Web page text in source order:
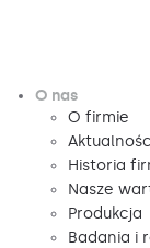
O nas
O firmie
Historia
Nasze
Produkcja
Badania i